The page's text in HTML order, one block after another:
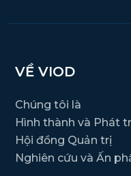
VỀ VIOD
Chúng tôi là
Hình thành và Phát
Hội đồng Quản trị
Nghiên cứu và Ấn